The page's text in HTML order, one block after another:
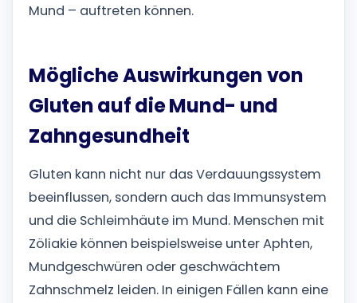
Mund – auftreten können.
Mögliche Auswirkungen von
Gluten auf die Mund- und
Zahngesundheit
Gluten kann nicht nur das Verdauungssystem
beeinflussen, sondern auch das Immunsystem
und die Schleimhäute im Mund. Menschen mit
Zöliakie können beispielsweise unter Aphten,
Mundgeschwüren oder geschwächtem
Zahnschmelz leiden. In einigen Fällen kann eine